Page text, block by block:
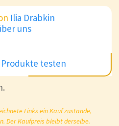
Ilia Drabkin
uns
testen
Links ein Kauf zustande,
Der Kaufpreis bleibt derselbe.